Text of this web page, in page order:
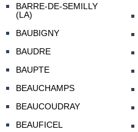
BARRE-DE-SEMILLY
(LA)
BAUBIGNY
BAUDRE
BAUPTE
BEAUCHAMPS
BEAUCOUDRAY
BEAUFICEL